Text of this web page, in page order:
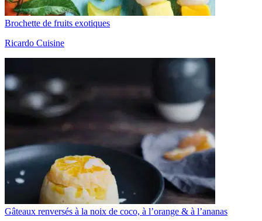
Brochette de fruits exotiques
Ricardo Cuisine
Gâteaux renversés à la noix de coco, à l’orange & à l’ananas